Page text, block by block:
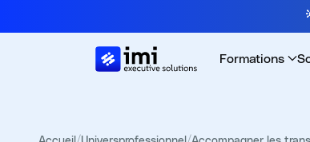
Formations